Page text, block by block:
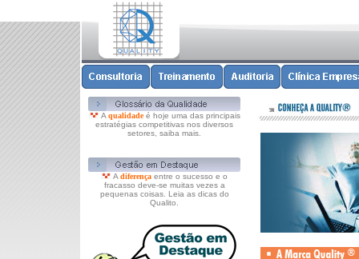
A qualidadeé hoje uma das principais
estratégias competitivas nos diversos
setores, saiba mais.
A diferença entre o sucesso e o
fracasso deve-se muitas vezes a
pequenas coisas. Leia as dicas do
Qualito.